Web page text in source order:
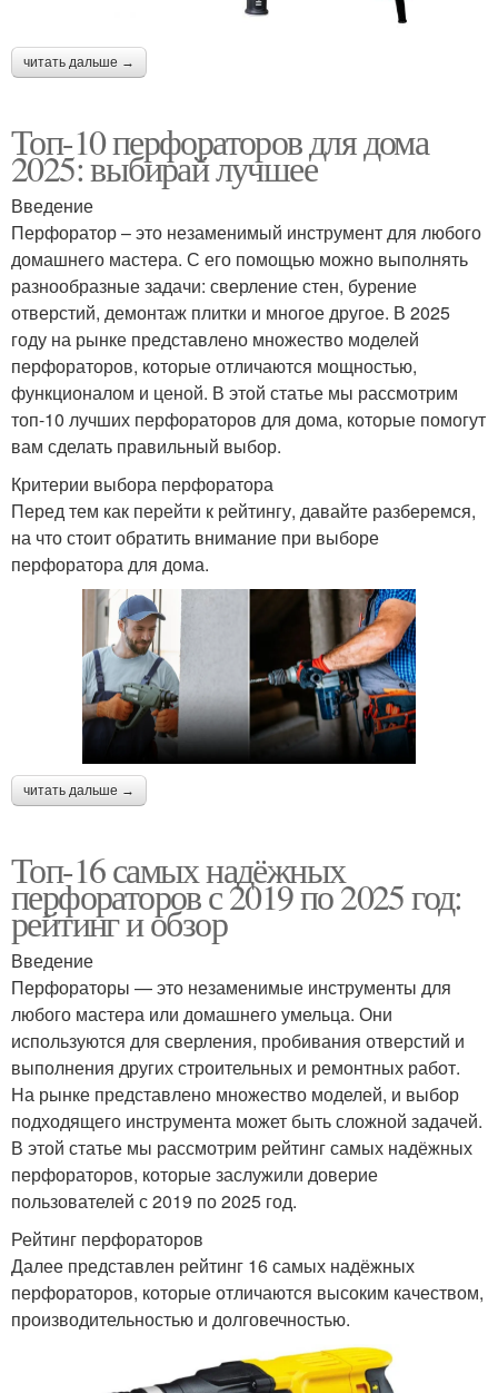
читать дальше →
Топ-10 перфораторов для дома
2025: выбирай лучшее
Введение
Перфоратор – это незаменимый инструмент для любого
домашнего мастера. С его помощью можно выполнять
разнообразные задачи: сверление стен, бурение
отверстий, демонтаж плитки и многое другое. В 2025
году на рынке представлено множество моделей
перфораторов, которые отличаются мощностью,
функционалом и ценой. В этой статье мы рассмотрим
топ-10 лучших перфораторов для дома, которые помогут
вам сделать правильный выбор.
Критерии выбора перфоратора
Перед тем как перейти к рейтингу, давайте разберемся,
на что стоит обратить внимание при выборе
перфоратора для дома.
читать дальше →
Топ-16 самых надёжных
перфораторов с 2019 по 2025 год:
рейтинг и обзор
Введение
Перфораторы — это незаменимые инструменты для
любого мастера или домашнего умельца. Они
используются для сверления, пробивания отверстий и
выполнения других строительных и ремонтных работ.
На рынке представлено множество моделей, и выбор
подходящего инструмента может быть сложной задачей.
В этой статье мы рассмотрим рейтинг самых надёжных
перфораторов, которые заслужили доверие
пользователей с 2019 по 2025 год.
Рейтинг перфораторов
Далее представлен рейтинг 16 самых надёжных
перфораторов, которые отличаются высоким качеством,
производительностью и долговечностью.